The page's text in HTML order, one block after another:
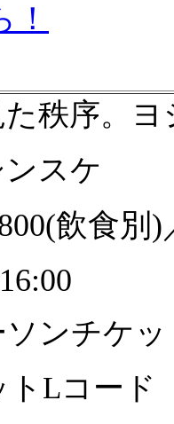
た秩序。
ンスケ
飲食別)
ンチケ
Lコード